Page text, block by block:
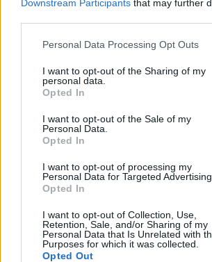
Downstream Participants that may further
Please note that this website/app uses one
not limited to your visit or usage behaviour.
grant or deny consent to Google and its
use your data for below specified purposes
consent section.
Personal Data Processing Opt Outs
I want to opt-out of the Sharing of my
personal data.
Opted In
I want to opt-out of the Sale of my
Personal Data.
Opted In
I want to opt-out of processing my
Personal Data for Targeted Advertising.
Opted In
I want to opt-out of Collection, Use,
Retention, Sale, and/or Sharing of my
Personal Data that Is Unrelated with
Purposes for which it was collected.
Opted Out
07:47 15.09.23
Νοσοκομείο Μεταξά: Ξύπνησαν
από νάρκωση και διέκοψαν την